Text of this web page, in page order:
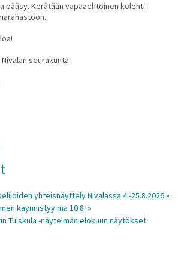
pääsy. Kerätään vapaaehtoinen kolehti
seurakunta
yhteisnäyttely Nivalassa 4.-25.8.2026 »
käynnistyy ma 10.8. »
Tuiskula -näytelmän elokuun näytökset